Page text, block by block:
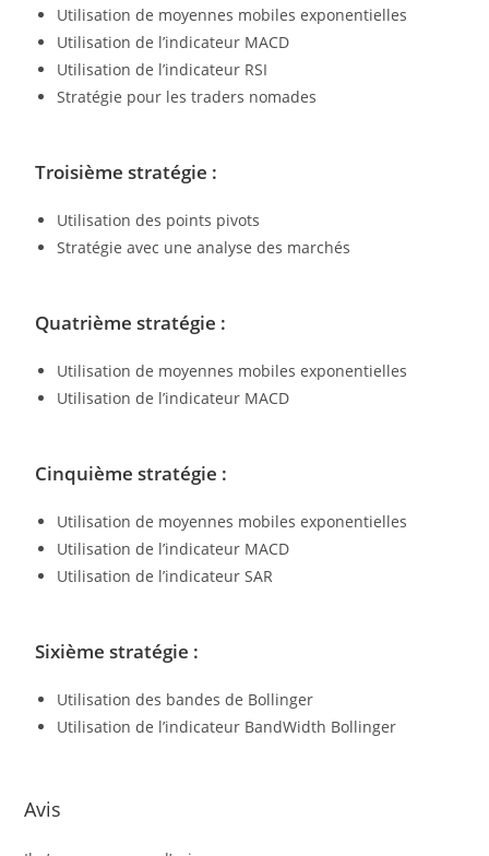
Utilisation de moyennes mobiles exponentielles
Utilisation de l’indicateur MACD
Utilisation de l’indicateur RSI
Stratégie pour les traders nomades
Troisième stratégie :
Utilisation des points pivots
Stratégie avec une analyse des marchés
Quatrième stratégie :
Utilisation de moyennes mobiles exponentielles
Utilisation de l’indicateur MACD
Cinquième stratégie :
Utilisation de moyennes mobiles exponentielles
Utilisation de l’indicateur MACD
Utilisation de l’indicateur SAR
Sixième stratégie :
Utilisation des bandes de Bollinger
Utilisation de l’indicateur BandWidth Bollinger
Avis